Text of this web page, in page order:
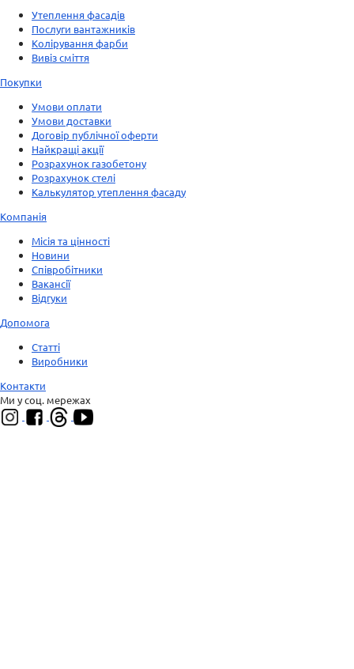
Утеплення фасадів
Послуги вантажників
Колірування фарби
Вивіз сміття
Покупки
Умови оплати
Умови доставки
Договір публічної оферти
Найкращі акції
Розрахунок газобетону
Розрахунок стелі
Калькулятор утеплення фасаду
Компанія
Місія та цінності
Новини
Співробітники
Вакансії
Відгуки
Допомога
Статті
Виробники
Контакти
Ми у соц. мережах